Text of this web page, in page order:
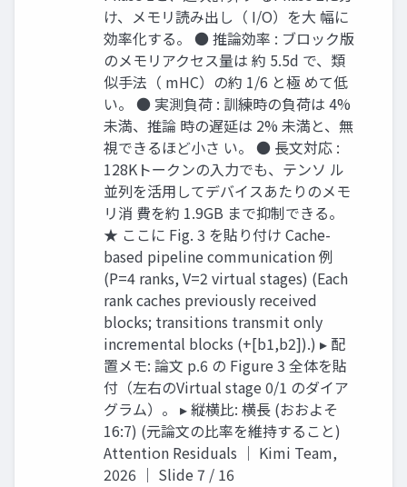
け、メモリ読み出し（ I/O）を大 幅に
効率化する。 ● 推論効率 : ブロック版
のメモリアクセス量は 約 5.5d で、類
似手法（ mHC）の約 1/6 と極 めて低
い。 ● 実測負荷 : 訓練時の負荷は 4%
未満、推論 時の遅延は 2% 未満と、無
視できるほど小さ い。 ● 長文対応 :
128Kトークンの入力でも、テンソ ル
並列を活用してデバイスあたりのメモ
リ消 費を約 1.9GB まで抑制できる。
★ ここに Fig. 3 を貼り付け Cache-
based pipeline communication 例
(P=4 ranks, V=2 virtual stages) (Each
rank caches previously received
blocks; transitions transmit only
incremental blocks (+[b1,b2]).) ▸ 配
置メモ: 論文 p.6 の Figure 3 全体を貼
付（左右のVirtual stage 0/1 のダイア
グラム）。 ▸ 縦横比: 横長 (おおよそ
16:7) (元論文の比率を維持すること)
Attention Residuals ｜ Kimi Team,
2026 ｜ Slide 7 / 16